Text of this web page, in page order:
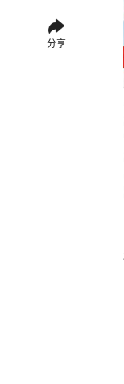
分享